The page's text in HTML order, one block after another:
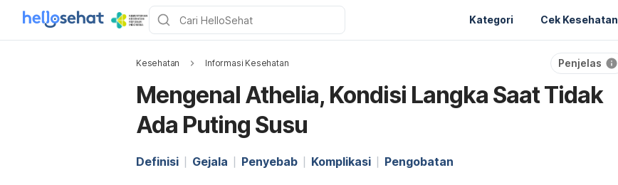
Kategori Cek Kesehatan
Kesehatan Informasi Kesehatan Penjelas
Mengenal Athelia, Kondisi Langka Saat Tidak
Ada Puting Susu
Definisi Gejala Penyebab Komplikasi Pengobatan